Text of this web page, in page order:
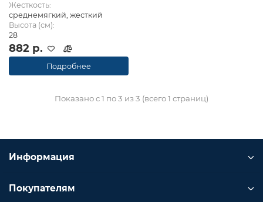
Жесткость:
среднемягкий, жесткий
Высота (см):
28
882 р.
Подробнее
Показано с 1 по 3 из 3 (всего 1 страниц)
Информация
Покупателям